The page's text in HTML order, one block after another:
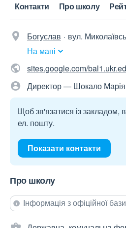
Контакти Про школу
Богуслав
вул.
На мапі
sites.google.com/
Директор — Шокало Марія
Щоб зв'язатися із закладом,
ел. пошту.
Показати контакти
Про школу
Інформація з офіційної